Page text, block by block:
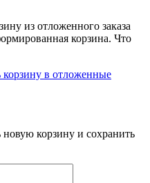
из отложенного заказа
корзина. Что
корзину в отложенные
новую корзину и сохранить